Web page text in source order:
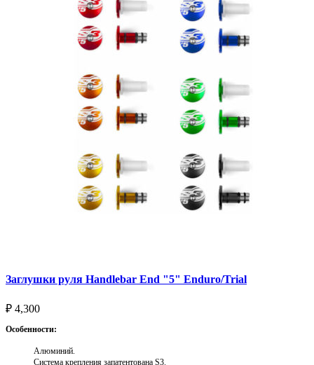
Заглушки руля Handlebar End "5" Enduro/Trial
₽ 4,300
Особенности:
Алюминий.
Система крепления запатентована S3.